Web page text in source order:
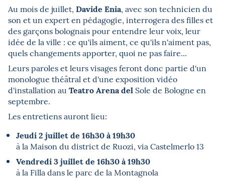
Au mois de juillet, Davide Enia, avec son technicien du
son et un expert en pédagogie, interrogera des filles et
des garçons bolognais pour entendre leur voix, leur
idée de la ville : ce qu'ils aiment, ce qu'ils n'aiment pas,
quels changements apporter, quoi ne pas faire...
Leurs paroles et leurs visages feront donc partie d'un
monologue théâtral et d'une exposition vidéo
d'installation au Teatro Arena del Sole de Bologne en
septembre.
Les entretiens auront lieu:
Jeudi 2 juillet de 16h30 à 19h30
à la Maison du district de Ruozi, via Castelmerlo 13
Vendredi 3 juillet de 16h30 à 19h30
à la Filla dans le parc de la Montagnola